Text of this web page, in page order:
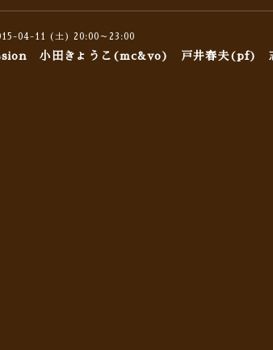
04-11 (土) 20:00～23:00
小田きょうこ(mc&vo) 戸井春夫(pf)